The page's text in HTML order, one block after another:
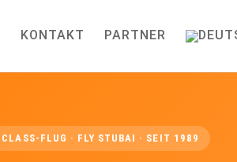
KONTAKT PARTNER
FLUG · FLY STUBAI · SEIT 1989